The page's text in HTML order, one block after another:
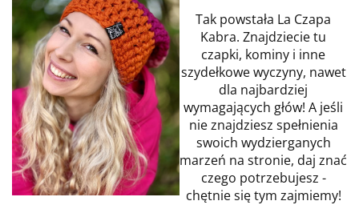
Tak powstała La Czapa
Kabra. Znajdziecie tu
czapki, kominy i inne
szydełkowe wyczyny, nawet
dla najbardziej
wymagających głów! A jeśli
nie znajdziesz spełnienia
swoich wydzierganych
marzeń na stronie, daj znać
czego potrzebujesz -
chętnie się tym zajmiemy!